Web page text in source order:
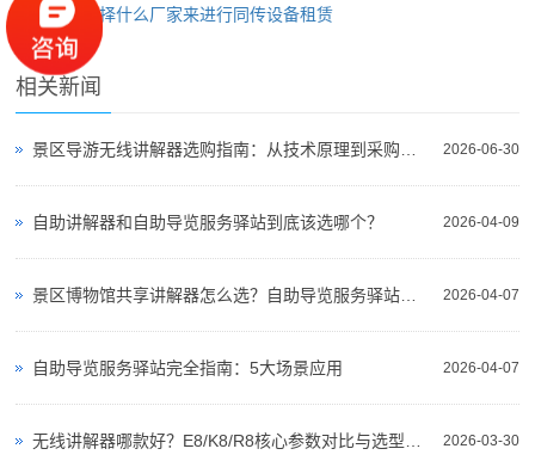
下一篇：
选择什么厂家来进行同传设备租赁
相关新闻
2026-06-30
2026-04-09
自助讲解器和自助导览服务驿站到底该选哪个？
2026-04-07
2026-04-07
自助导览服务驿站完全指南：5大场景应用
2026-03-30